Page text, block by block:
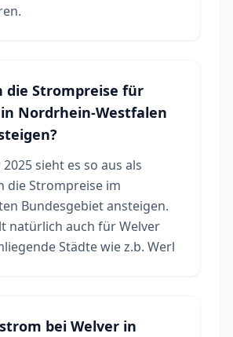
die Strompreise für
Nordrhein-Westfalen
2025 sieht es so aus als
die Strompreise im
Bundesgebiet ansteigen.
natürlich auch für Welver
Städte wie z.b. Werl
bei Welver in